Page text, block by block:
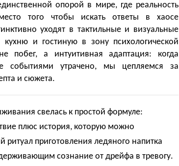
опорой в мире, где реальность
того чтобы искать ответы в хаосе
уходят в тактильные и визуальные
кухню и гостиную в зону психологической
побег, а интуитивная адаптация: когда
событиями утрачено, мы цепляемся за
и сюжета.
свелась к простой формуле:
плюс история, которую можно
ритуал приготовления ледяного напитка
сознание от дрейфа в тревогу.